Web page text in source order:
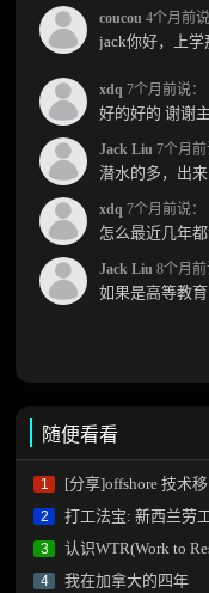
coucou 4个月前说
xdq 7个月前说：
Jack Liu 7个月前
xdq 7个月前说：
Jack Liu 8个月前
随便看看
1 [分享]offshore 技术
2 打工法宝: 新西兰劳
3 认识WTR(Work to
4 我在加拿大的四年